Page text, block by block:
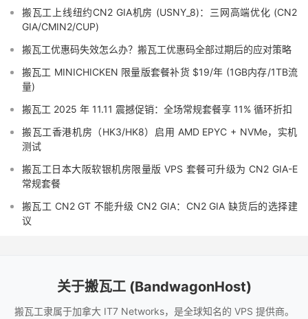
搬瓦工上线纽约CN2 GIA机房 (USNY_8)：三网高端优化 (CN2
GIA/CMIN2/CUP)
搬瓦工优惠码失效怎么办？搬瓦工优惠码全部过期后的应对策略
搬瓦工 MINICHICKEN 限量版套餐补货 $19/年 (1GB内存/1TB流
量)
搬瓦工 2025 年 11.11 震撼促销：全场常规套餐享 11% 循环折扣
搬瓦工香港机房（HK3/HK8）启用 AMD EPYC + NVMe，实机
测试
搬瓦工日本大阪软银机房限量版 VPS 套餐可升级为 CN2 GIA-E
常规套餐
搬瓦工 CN2 GT 不能升级 CN2 GIA：CN2 GIA 缺货后的选择建
议
关于搬瓦工 (BandwagonHost)
搬瓦工隶属于加拿大 IT7 Networks，是全球知名的 VPS 提供商。